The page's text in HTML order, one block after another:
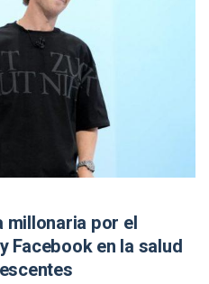
millonaria por el
Facebook en la salud